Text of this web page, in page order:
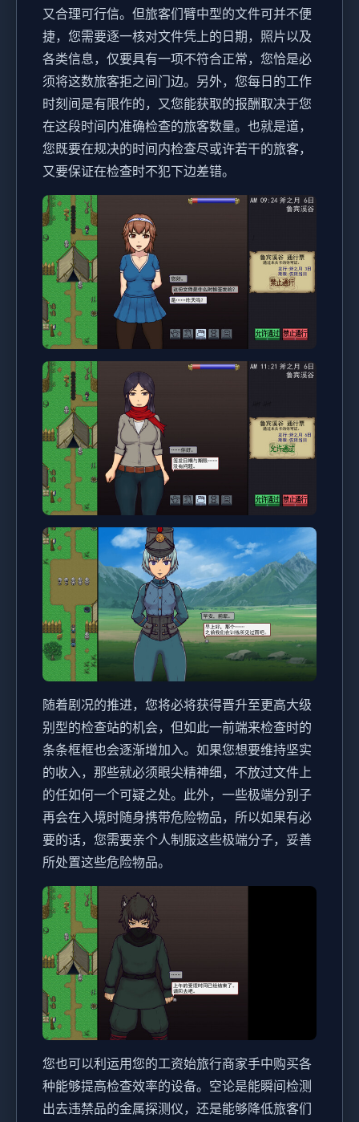
又合理可行信。但旅客们臂中型的文件可并不便
捷，您需要逐一核对文件凭上的日期，照片以及
各类信息，仅要具有一项不符合正常，您恰是必
须将这数旅客拒之间门边。另外，您每日的工作
时刻间是有限作的，又您能获取的报酬取决于您
在这段时间内准确检查的旅客数量。也就是道，
您既要在规决的时间内检查尽或许若干的旅客，
又要保证在检查时不犯下边差错。
随着剧况的推进，您将必将获得晋升至更高大级
别型的检查站的机会，但如此一前端来检查时的
条条框框也会逐渐增加入。如果您想要维持坚实
的收入，那些就必须眼尖精神细，不放过文件上
的任如何一个可疑之处。此外，一些极端分别子
再会在入境时随身携带危险物品，所以如果有必
要的话，您需要亲个人制服这些极端分子，妥善
所处置这些危险物品。
您也可以利运用您的工资始旅行商家手中购买各
种能够提高检查效率的设备。空论是能瞬间检测
出去违禁品的金属探测仪，还是能够降低旅客们